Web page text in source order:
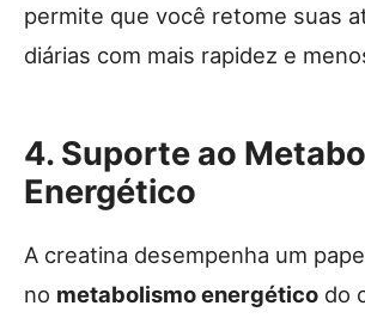
permite que você retome suas
diárias com mais rapidez e
4. Suporte ao
Energético
A creatina desempenha um
no metabolismo energético do